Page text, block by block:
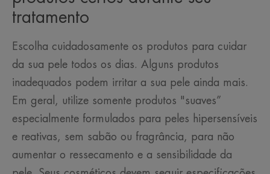
tratamento
Escolha cuidadosamente os produtos para cuidar
da sua pele todos os dias. Alguns produtos
inadequados podem irritar a sua pele ainda mais.
Em geral, utilize somente produtos "suaves”
especialmente formulados para peles hipersensíveis
e reativas, sem sabão ou fragrância, para não
aumentar o ressecamento e a sensibilidade da